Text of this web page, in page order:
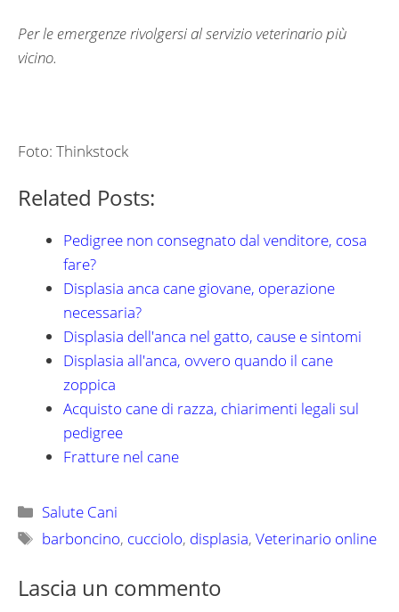
Per le emergenze rivolgersi al servizio veterinario più
vicino.
Foto: Thinkstock
Related Posts:
Pedigree non consegnato dal venditore, cosa
fare?
Displasia anca cane giovane, operazione
necessaria?
Displasia dell'anca nel gatto, cause e sintomi
Displasia all'anca, ovvero quando il cane
zoppica
Acquisto cane di razza, chiarimenti legali sul
pedigree
Fratture nel cane
Categorie
Salute Cani
Tag
barboncino, cucciolo, displasia,Veterinario online
Lascia un commento